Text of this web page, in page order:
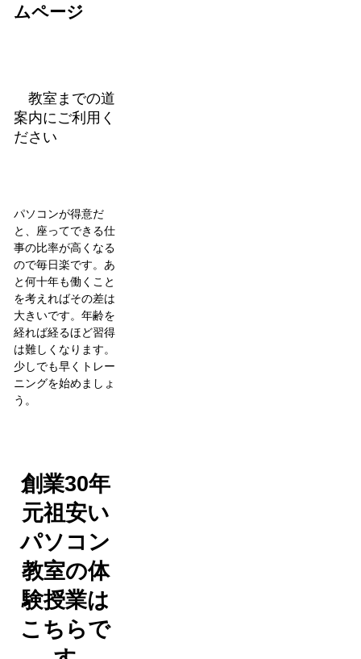
ムページ
教室までの道
案内にご利用く
ださい
パソコンが得意だ
と、座ってできる仕
事の比率が高くなる
ので毎日楽です。あ
と何十年も働くこと
を考えればその差は
大きいです。年齢を
経れば経るほど習得
は難しくなります。
少しでも早くトレー
ニングを始めましょ
う。
創業30年
元祖安い
パソコン
教室の体
験授業は
こちらで